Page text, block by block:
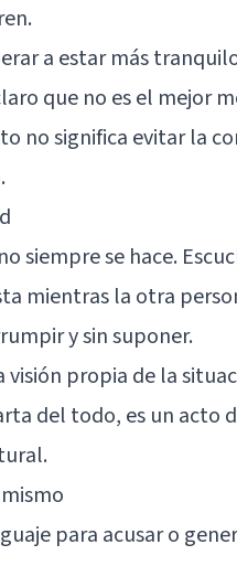
a estar más
que no es el mejor
no significa evitar la
siempre se hace.
mientras la otra
y sin suponer.
visión propia de la
del todo, es un acto
para acusar o